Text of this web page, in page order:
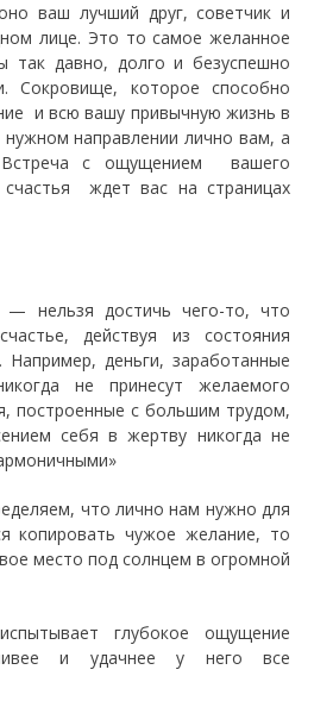
ваш лучший друг, советчик и
лице. Это то самое желанное
так давно, долго и безуспешно
Сокровище, которое способно
и всю вашу привычную жизнь в
направлении лично вам, а
с ощущением вашего
счастья ждет вас на страницах
— нельзя достичь чего-то, что
действуя из состояния
Например, деньги, заработанные
не принесут желаемого
построенные с большим трудом,
себя в жертву никогда не
что лично нам нужно для
копировать чужое желание, то
место под солнцем в огромной
глубокое ощущение
и удачнее у него все